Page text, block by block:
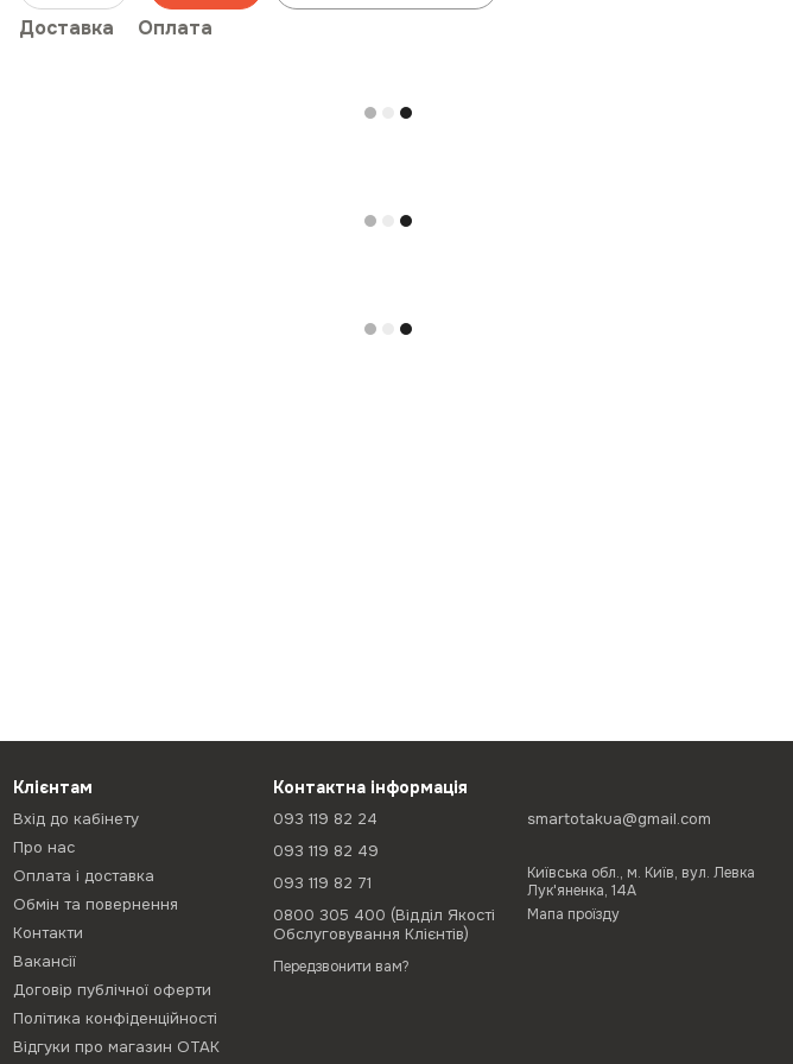
Доставка Оплата
Клієнтам
Вхід до кабінету
Про нас
Оплата і доставка
Обмін та повернення
Контакти
Вакансії
Договір публічної оферти
Політика конфіденційності
Відгуки про магазин ОТАК
Контактна інформація
093 119 82 24
093 119 82 49
093 119 82 71
0800 305 400 (Відділ Якості
Обслуговування Клієнтів)
Передзвонити вам?
smartotakua@gmail.com
Київська обл., м. Київ, вул. Левка
Лук'яненка, 14А
Мапа проїзду